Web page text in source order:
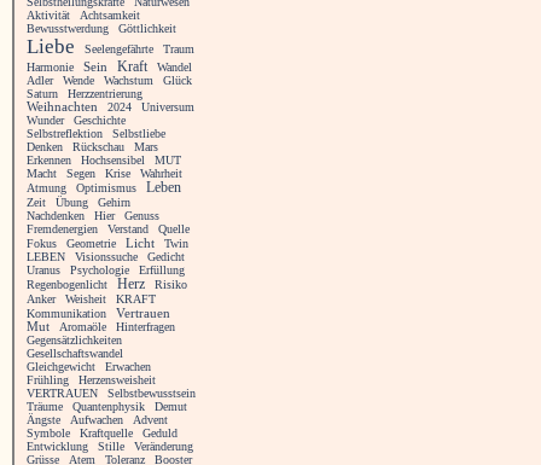
Aktivität
Achtsamkeit
Bewusstwerdung
Göttlichkeit
Liebe Seelengefährte
Traum
Harmonie
Sein Kraft
Wandel
Adler
Wende Wachstum
Glück
Saturn
Herzzentrierung
Weihnachten
2024
Universum
Wunder
Geschichte
Selbstreflektion
Selbstliebe
Denken
Rückschau
Mars
Erkennen
Hochsensibel
MUT
Macht
Segen Krise
Wahrheit
Atmung
Optimismus Leben
Zeit Übung
Gehirn
Nachdenken
Hier
Genuss
Fremdenergien
Verstand
Quelle
Fokus
Geometrie Licht
Twin
LEBEN
Visionssuche
Gedicht
Uranus
Psychologie
Erfüllung
Regenbogenlicht
Herz
Risiko
Anker
Weisheit
KRAFT
Kommunikation
Vertrauen
Mut Aromaöle
Hinterfragen
Gegensätzlichkeiten
Gesellschaftswandel
Gleichgewicht
Erwachen
Frühling
Herzensweisheit
VERTRAUEN
Selbstbewusstsein
Träume
Quantenphysik
Demut
Ängste
Aufwachen
Advent
Symbole
Kraftquelle
Geduld
Entwicklung
Stille
Veränderung
Grüsse
Atem Toleranz
Booster